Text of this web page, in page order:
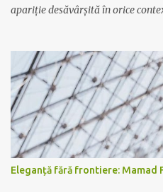
apariție desăvârșită în orice
Fashion are soluția potrivită
vaporoase și elegante, perfecte
rochiile scurte și lejere, ideale
cu prietenii, colecția noastră
Calitate și rafinament Fiecare
cu atenție la detalii, folosind
oferă confort și durabilitate.
impecabilă fac din fiecare piesă
Eleganță fără frontiere: Mamad